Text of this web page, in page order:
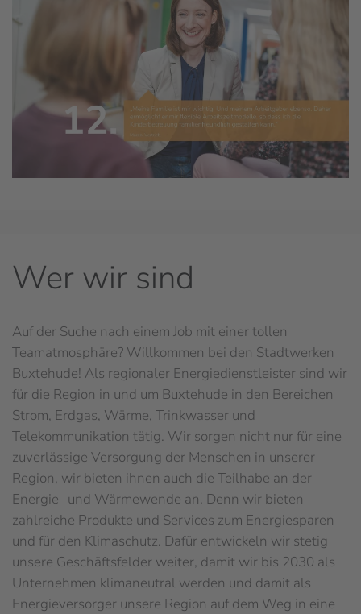
Wer wir sind
Auf der Suche nach einem Job mit einer tollen
Teamatmosphäre? Willkommen bei den Stadtwerken
Buxtehude! Als regionaler Energiedienstleister sind wir
für die Region in und um Buxtehude in den Bereichen
Strom, Erdgas, Wärme, Trinkwasser und
Telekommunikation tätig. Wir sorgen nicht nur für eine
zuverlässige Versorgung der Menschen in unserer
Region, wir bieten ihnen auch die Teilhabe an der
Energie- und Wärmewende an. Denn wir bieten
zahlreiche Produkte und Services zum Energiesparen
und für den Klimaschutz. Dafür entwickeln wir stetig
unsere Geschäftsfelder weiter, damit wir bis 2030 als
Unternehmen klimaneutral werden und damit als
Energieversorger unsere Region auf dem Weg in eine